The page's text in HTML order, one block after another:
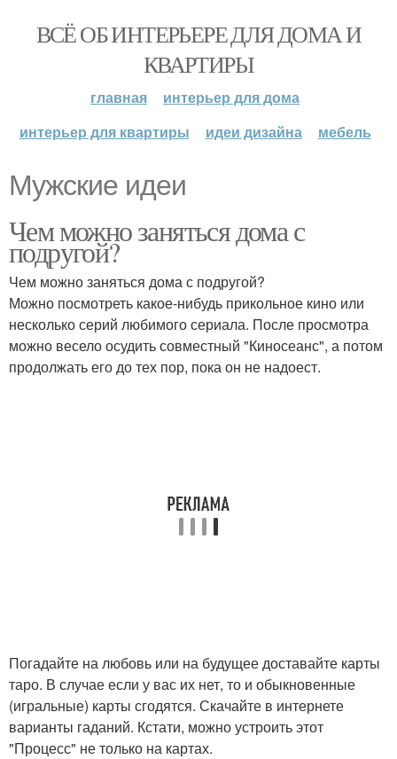
ВСЁ ОБ ИНТЕРЬЕРЕ ДЛЯ ДОМА И
КВАРТИРЫ
главная
интерьер для дома
интерьер для квартиры
идеи дизайна мебель
Мужские идеи
Чем можно заняться дома с
подругой?
Чем можно заняться дома с подругой?
Можно посмотреть какое-нибудь прикольное кино или
несколько серий любимого сериала. После просмотра
можно весело осудить совместный "Киносеанс", а потом
продолжать его до тех пор, пока он не надоест.
Погадайте на любовь или на будущее доставайте карты
таро. В случае если у вас их нет, то и обыкновенные
(игральные) карты сгодятся. Скачайте в интернете
варианты гаданий. Кстати, можно устроить этот
"Процесс" не только на картах.